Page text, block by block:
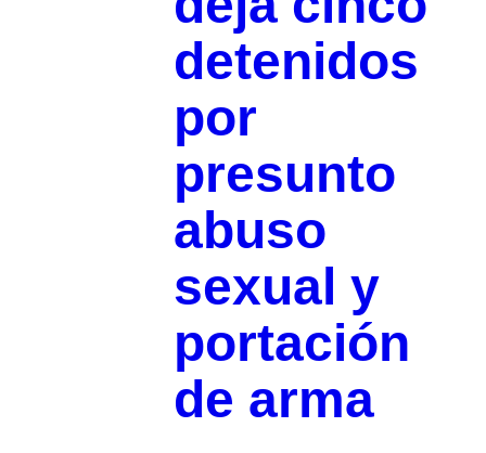
detenidos
por
presunto
abuso
sexual y
portación
de arma